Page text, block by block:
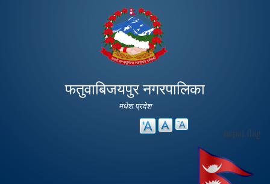
main
content
फतुवाबिजयपुर नगरपालिका
मधेश प्रदेश
nepal flag